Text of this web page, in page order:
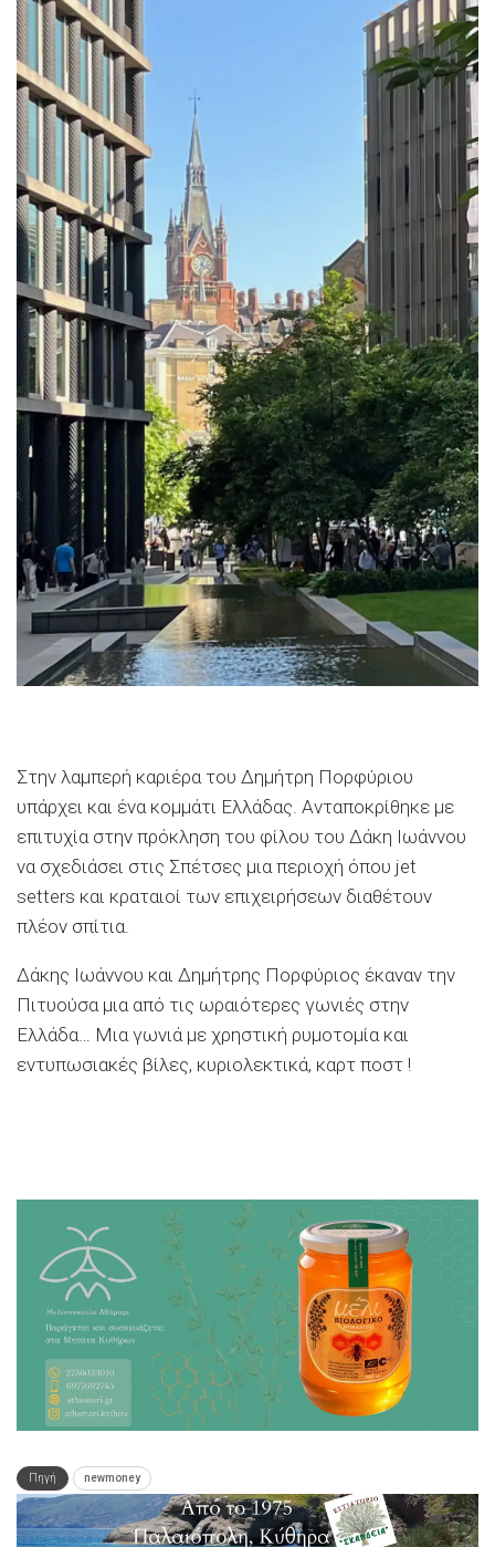
Στην λαμπερή καριέρα του Δημήτρη Πορφύριου
υπάρχει και ένα κομμάτι Ελλάδας. Ανταποκρίθηκε με
επιτυχία στην πρόκληση του φίλου του Δάκη Ιωάννου
να σχεδιάσει στις Σπέτσες μια περιοχή όπου jet
setters και κραταιοί των επιχειρήσεων διαθέτουν
πλέον σπίτια.
Δάκης Ιωάννου και Δημήτρης Πορφύριος έκαναν την
Πιτυούσα μια από τις ωραιότερες γωνιές στην
Ελλάδα… Μια γωνιά με χρηστική ρυμοτομία και
εντυπωσιακές βίλες, κυριολεκτικά, καρτ ποστ !
Πηγή newmoney